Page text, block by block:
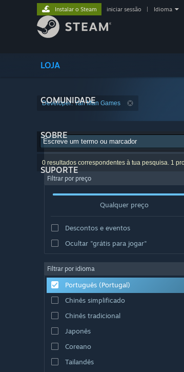
LOJA
COMUNIDADE
SOBRE
SUPORTE
Instalar o Steam iniciar sessão Idioma
Developer: Yah Man Games
0 resultados correspondentes à tua pesquisa. 1
Filtrar por preço
Qualquer preço
Descontos e eventos
Ocultar "grátis para jogar"
Filtrar por idioma
Português (Portugal)
Chinês simplificado
Chinês tradicional
Japonês
Coreano
Tailandês